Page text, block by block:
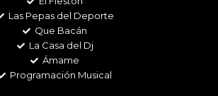
Las Pepas del Deporte
Que Bacán
La Casa del Dj
Ámame
Programación Musical